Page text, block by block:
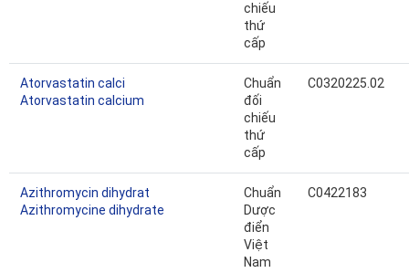
chiếu
thứ
cấp
Atorvastatin calci
Atorvastatin calcium
Chuẩn
đối
chiếu
thứ
cấp
C0320225.02
Azithromycin dihydrat
Azithromycine dihydrate
Chuẩn
Dược
điển
Việt
Nam
C0422183